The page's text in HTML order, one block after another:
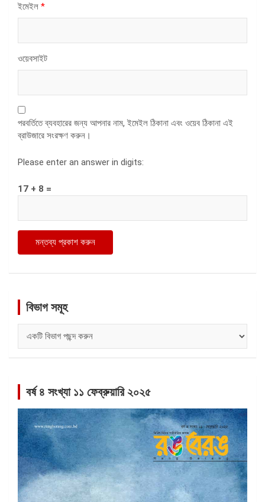
ইমেইল *
ওয়েবসাইট
পরবর্তিতে ব্যবহারের জন্য আপনার নাম, ইমেইল ঠিকানা এবং ওয়েব ঠিকানা এই
ব্রাউজারে সংরক্ষণ করুন।
Please enter an answer in digits:
17 + 8 =
বিভাগ সমূহ
সমূহ
বর্ষ ৪ সংখ্যা ১১ ফেব্রুয়ারি ২০২৫